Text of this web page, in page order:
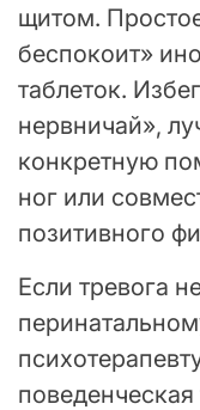
щитом.
беспокоит»
таблеток.
нервничай»,
конкретную
ног или
позитивного
Если тревога